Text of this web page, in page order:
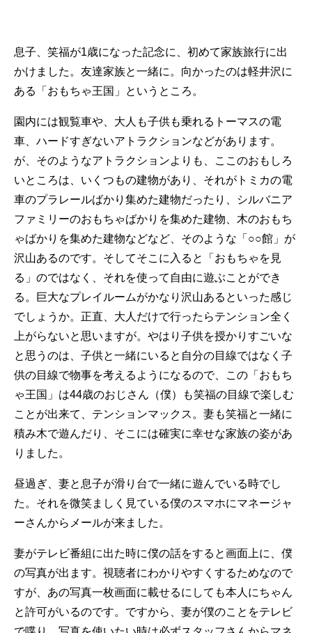
息子、笑福が1歳になった記念に、初めて家族旅行に出
かけました。友達家族と一緒に。向かったのは軽井沢に
ある「おもちゃ王国」というところ。
園内には観覧車や、大人も子供も乗れるトーマスの電
車、ハードすぎないアトラクションなどがあります。
が、そのようなアトラクションよりも、ここのおもしろ
いところは、いくつもの建物があり、それがトミカの電
車のプラレールばかり集めた建物だったり、シルバニア
ファミリーのおもちゃばかりを集めた建物、木のおもち
ゃばかりを集めた建物などなど、そのような「○○館」が
沢山あるのです。そしてそこに入ると「おもちゃを見
る」のではなく、それを使って自由に遊ぶことができ
る。巨大なプレイルームがかなり沢山あるといった感じ
でしょうか。正直、大人だけで行ったらテンション全く
上がらないと思いますが。やはり子供を授かりすごいな
と思うのは、子供と一緒にいると自分の目線ではなく子
供の目線で物事を考えるようになるので、この「おもち
ゃ王国」は44歳のおじさん（僕）も笑福の目線で楽しむ
ことが出来て、テンションマックス。妻も笑福と一緒に
積み木で遊んだり、そこには確実に幸せな家族の姿があ
りました。
昼過ぎ、妻と息子が滑り台で一緒に遊んでいる時でし
た。それを微笑ましく見ている僕のスマホにマネージャ
ーさんからメールが来ました。
妻がテレビ番組に出た時に僕の話をすると画面上に、僕
の写真が出ます。視聴者にわかりやすくするためなので
すが、あの写真一枚画面に載せるにしても本人にちゃん
と許可がいるのです。ですから、妻が僕のことをテレビ